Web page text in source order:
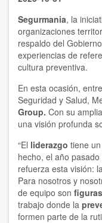
Segurmania, la
organizaciones
respaldo del
experiencias de
cultura preventiva.
En esta ocasión,
Seguridad y Salud,
Group. Con su
una visión profunda
“El liderazgo tiene
hecho, el año
refuerza esta visión:
Para nosotros y
de equipo son
trabajo donde la
formen parte de la